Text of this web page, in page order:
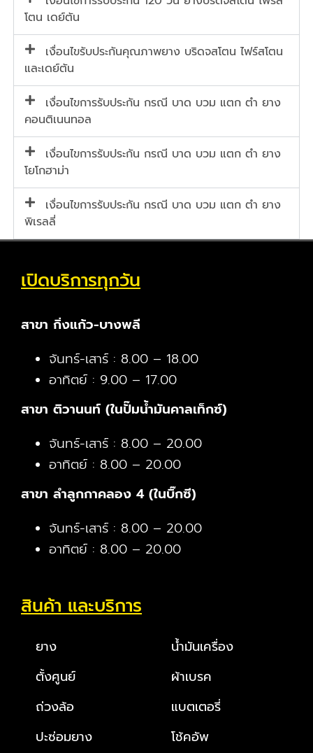
โตน เดย์ตัน
เงื่อนไขรับประกันคุณภาพยาง บริดจสโตน ไฟร์สโตน
และเดย์ตัน
เงื่อนไขการรับประกัน กรณี บาด บวม แตก ตำ ยาง
คอนติเนนทอล
เงื่อนไขการรับประกัน กรณี บาด บวม แตก ตำ ยาง
โยโกฮาม่า
เงื่อนไขการรับประกัน กรณี บาด บวม แตก ตำ ยาง
พิเรลลี่
เปิดบริการทุกวัน
สาขา กิ่งแก้ว-บางพลี
จันทร์-เสาร์ : 8.00 – 18.00
อาทิตย์ : 9.00 – 17.00
สาขา ติวานนท์ (ในปั๊มน้ำมันคาลเท็กซ์)
จันทร์-เสาร์ : 8.00 – 20.00
อาทิตย์ : 8.00 – 20.00
สาขา ลำลูกกาคลอง 4 (ในบิ๊กซี)
จันทร์-เสาร์ : 8.00 – 20.00
อาทิตย์ : 8.00 – 20.00
สินค้า และบริการ
ยาง
ตั้งศูนย์
ถ่วงล้อ
ปะซ่อมยาง
น้ำมันเครื่อง
ผ้าเบรค
แบตเตอรี่
โช้คอัพ